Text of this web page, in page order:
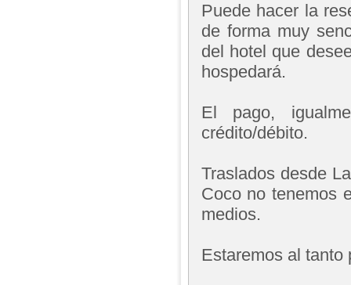
Puede hacer la
de forma muy
del hotel que
hospedará.
El pago,
crédito/débito.
Traslados desde
Coco no tenemos
medios.
Estaremos al tanto